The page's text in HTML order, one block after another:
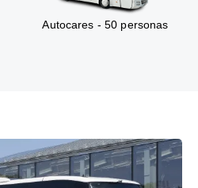
Autocares - 50 personas